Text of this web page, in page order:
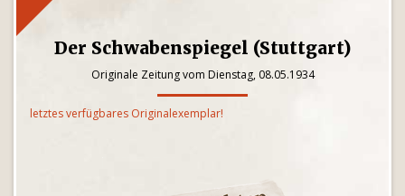
Der Schwabenspiegel (Stuttgart)
Originale Zeitung vom Dienstag, 08.05.1934
letztes verfügbares Originalexemplar!